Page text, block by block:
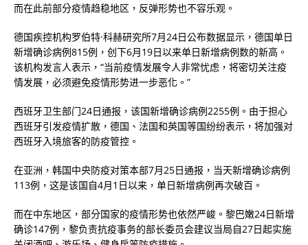
而在此前部分疫情趋稳地区，反弹形势也不容乐观。
德国疾控机构罗伯特·科赫研究所7月24日公布数据显示，德国单日
新增确诊病例815例，创下6月19日以来单日新增病例数的新高。
该机构发言人表示，“当前疫情发展令人非常忧虑，将密切关注疫
情发展，必须避免疫情形势进一步恶化。”
西班牙卫生部门24日通报，该国新增确诊病例2255例。由于担心
西班牙引发疫情扩散，德国、法国和英国等国纷纷表示，将加强对
西班牙入境旅客的防疫管控。
在亚洲，韩国中央防疫对策本部7月25日通报，当天新增确诊病例
113例，这是该国自4月1日以来，单日新增病例再次破百。
而在中东地区，部分国家的疫情形势也依然严峻。黎巴嫩24日新增
确诊147例，黎负责抗疫事务的部长委员会建议当局自27日起实施